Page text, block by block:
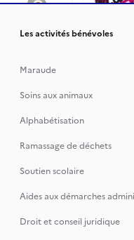
Les activités bénévoles
Maraude
Soins aux animaux
Alphabétisation
Ramassage de déchets
Soutien scolaire
Aides aux démarches
Droit et conseil juridique